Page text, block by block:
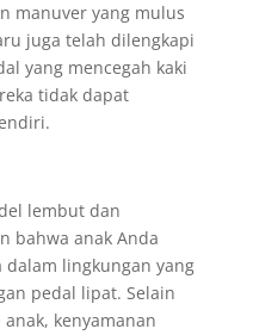
manuver yang mulus
juga telah dilengkapi
yang mencegah kaki
tidak dapat
lembut dan
bahwa anak Anda
lingkungan yang
pedal lipat. Selain
kenyamanan